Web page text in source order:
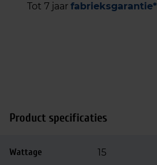
Tot 7 jaar fabrieksgarantie*
Product specificaties
Wattage 15